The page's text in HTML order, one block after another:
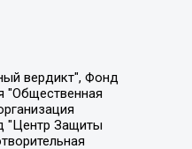
Краснодарский центр современного искусства "Типография", Моргенштерн Алишер Тагирович, Соболь Любовь Эдуардовна, Общество с ограниченной ответственностью "ЛИЗА НОРМ", Каспаров Гарри Кимович, Ходорковский Михаил Борисович, Общество с ограниченной ответственностью "Апрельские тезисы", Данилович Ирина Брониславовна, Кашин Олег Владимирович, Петров Николай Владимирович, Пивоваров Алексей Владимирович, Соколов Михаил Владимирович, Цветкова Юлия Владимировна, Чичваркин Евгений Александрович, Комитет против пыток/Команда против пыток, Общество с ограниченной ответственностью "Первый научный", Общество с ограниченной ответственностью "Вертолет и ко", Белоцерковская Вероника Борисовна, Кац Максим Евгеньевич, Лазарева Татьяна Юрьевна, Шаведдинов Руслан Табризович, Яшин Илья Валерьевич, Общество с ограниченной ответственностью "Иноагент ААВ", Алешковский Дмитрий Петрович, Альбац Евгения Марковна, Быков Дмитрий Львович, Галямина Юлия Евгеньевна, Лойко Сергей Леонидович, Мартынов Кирилл Константинович, Медведев Сергей Александрович, Крашенинников Федор Геннадиевич, Гордеева Катерина Вл